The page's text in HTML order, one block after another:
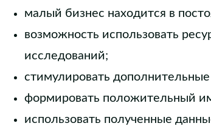
малый бизнес находится в
возможность использовать
исследований;
стимулировать
формировать положительный
использовать полученные